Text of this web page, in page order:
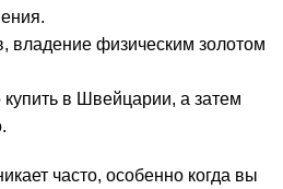
физическим золотом
в Швейцарии, а затем
часто, особенно когда вы